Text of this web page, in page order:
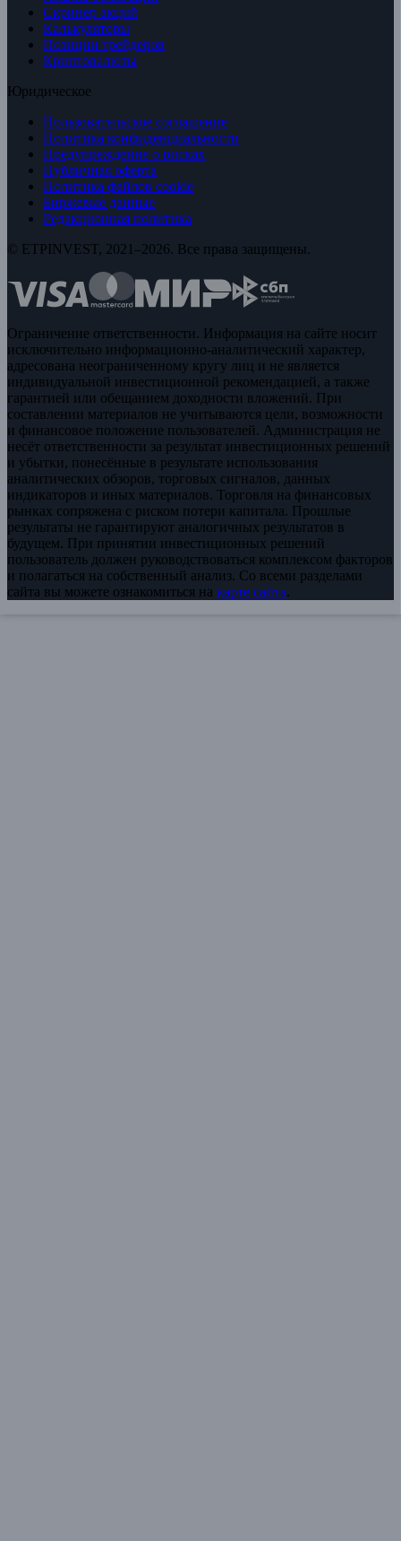
Скринер акций
Калькуляторы
Позиции трейдеров
Криптовалюты
Юридическое
Пользовательское соглашение
Политика конфиденциальности
Предупреждение о рисках
Публичная оферта
Политика файлов cookie
Биржевые данные
Редакционная политика
© ETPINVEST, 2021–2026. Все права защищены.
Ограничение ответственности. Информация на сайте носит
исключительно информационно-аналитический характер,
адресована неограниченному кругу лиц и не является
индивидуальной инвестиционной рекомендацией, а также
гарантией или обещанием доходности вложений. При
составлении материалов не учитываются цели, возможности
и финансовое положение пользователей. Администрация не
несёт ответственности за результат инвестиционных решений
и убытки, понесённые в результате использования
аналитических обзоров, торговых сигналов, данных
индикаторов и иных материалов. Торговля на финансовых
рынках сопряжена с риском потери капитала. Прошлые
результаты не гарантируют аналогичных результатов в
будущем. При принятии инвестиционных решений
пользователь должен руководствоваться комплексом факторов
и полагаться на собственный анализ. Со всеми разделами
сайта вы можете ознакомиться на карте сайта.